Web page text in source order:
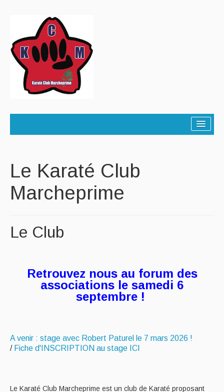
Le Karaté Club
Marcheprime
Le Club
Retrouvez nous au forum des
associations le samedi 6
septembre !
A venir : stage avec Robert Paturel le 7 mars 2026 !
/ Fiche d'INSCRIPTION au stage ICI
Le Karaté Club Marcheprime est un club de Karaté proposant